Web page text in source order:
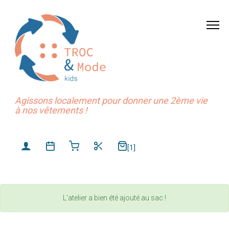
Agissons localement pour donner une 2ème vie
à nos vêtements !
[1]
L'atelier a bien été ajouté au sac !